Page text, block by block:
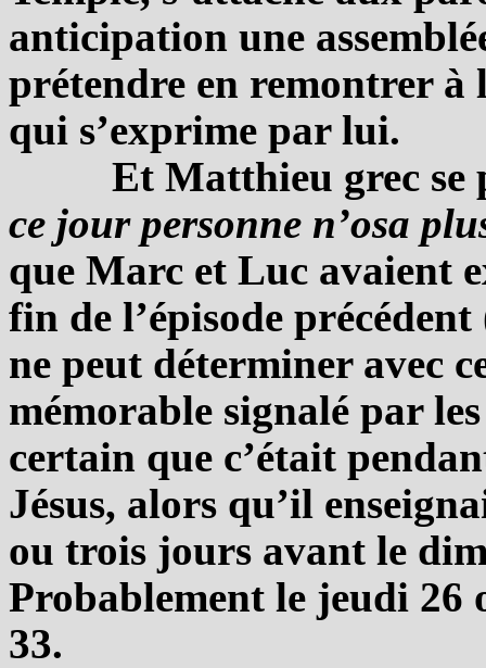
anticipation une
prétendre en remontrer à
qui s’exprime par lui.
Et Matthieu grec
ce jour personne n’osa
que Marc et Luc avaient
fin de l’épisode
ne peut déterminer avec
mémorable signalé par
certain que c’était
Jésus, alors qu’il
ou trois jours avant le
Probablement le jeudi 26
33.